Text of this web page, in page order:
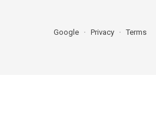
Google Privacy Terms